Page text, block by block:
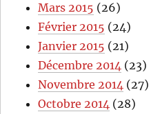
Mars 2015 (26)
Février 2015 (24)
Janvier 2015 (21)
Décembre 2014 (23)
Novembre 2014 (27)
Octobre 2014 (28)